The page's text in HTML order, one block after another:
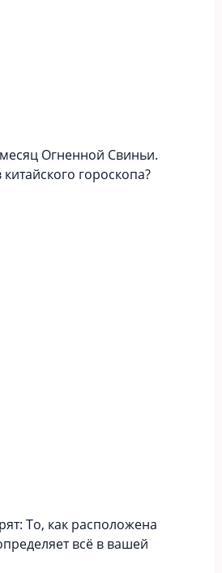
Огненной Свиньи.
гороскопа?
То, как расположена
всё в вашей